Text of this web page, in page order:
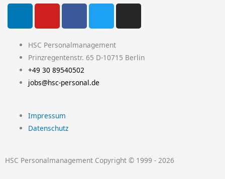
L
n
k
e
d
i
Y
u
t
u
b
e
F
c
e
b
o
o
T
i
t
t
I
s
a
HSC Personalmanagement
Prinzregentenstr. 65 D-10715 Berlin
+49 30 89540502
jobs@hsc-personal.de
Impressum
Datenschutz
HSC Personalmanagement Copyright © 1999 - 2026